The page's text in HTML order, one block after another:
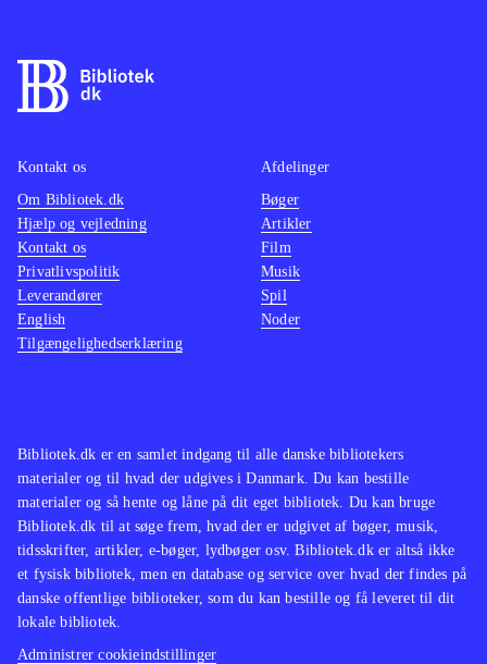
Bibliotek.dk er en samlet indgang til alle danske bibliotekers
materialer og til hvad der udgives i Danmark. Du kan bestille
materialer og så hente og låne på dit eget bibliotek. Du kan bruge
Bibliotek.dk til at søge frem, hvad der er udgivet af bøger, musik,
tidsskrifter, artikler, e-bøger, lydbøger osv. Bibliotek.dk er altså ikke
et fysisk bibliotek, men en database og service over hvad der findes på
danske offentlige biblioteker, som du kan bestille og få leveret til dit
lokale bibliotek.
Administrer cookieindstillinger
Kontakt os
Om Bibliotek.dk
Hjælp og vejledning
Kontakt os
Privatlivspolitik
Leverandører
English
Tilgængelighedserklæring
Afdelinger
Bøger
Artikler
Film
Musik
Spil
Noder